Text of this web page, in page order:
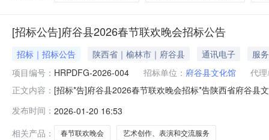
[招标公告]府谷县2026春节联欢晚会招标公告
招标｜招标公告 陕西省｜榆林市｜府谷县 通讯电子
服务
项目编号： HRPDFG-2026-004 招标单位： 府谷县文化馆
代
正文内容： [招标*告]府谷县2026春节联欢晚会招标*告陕西省府谷县
2026-004项目名称：府谷县2026春节联欢晚会采购方式
发布时间： 2026-01-20 16:53
相关产品：
春节联欢晚会 艺术创作、表演和交流服务